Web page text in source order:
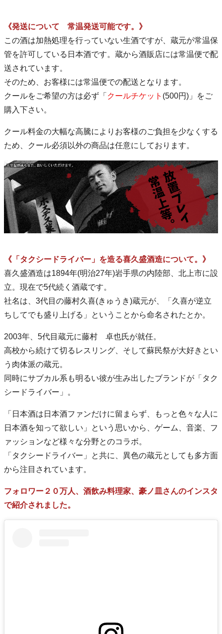
《発送について 常温発送可能です。》
この酒は加熱処理を行っていない生酒ですが、蔵元が常温保
管を許可している日本酒です。蔵から酒販店には常温便で配
送されています。
そのため、お客様には常温便での配送となります。
クールをご希望の方は必ず「 クールチケット (500円)」をご
購入下さい。
クール料金の大幅な高騰によりお客様のご負担を少なくする
ため、クール必須以外の商品は任意にしております。
《「タクシードライバー」を造る喜久盛酒造について。》
喜久盛酒造は1894年(明治27年)岩手県の内陸部、北上市に設
立。現在で5代続く酒蔵です。
社名は、3代目の藤村久喜(きゅうき)蔵元が、「久喜が逆立
ちしてでも盛り上げる」ということから命名されたとか。
2003年、5代目蔵元に藤村 卓也氏が就任。
高校から続けて切るレスリング、そして蘇民祭が大好きとい
う肉体派の蔵元。
同時にサブカル系も明るい彼が生み出したブランドが「タク
シードライバー」。
「日本酒は日本酒ファンだけに留まらず、もっと色々な人に
日本酒を知って欲しい」という思いから、ゲーム、音楽、フ
ァッションなど様々な分野とのコラボ。
「タクシードライバー」と共に、異色の蔵元としても多方面
から注目されています。
フォロワー２０万人、酒飲み料理家、豪ノ皿さんのインスタ
で紹介されました。